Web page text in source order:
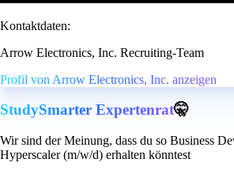
Kontaktdaten:
Arrow Electronics, Inc. Recruiting-Team
Profil von Arrow Electronics, Inc. anzeigen
StudySmarter Expertenrat🤫
Wir sind der Meinung, dass du so Business
Hyperscaler (m/w/d) erhalten könntest